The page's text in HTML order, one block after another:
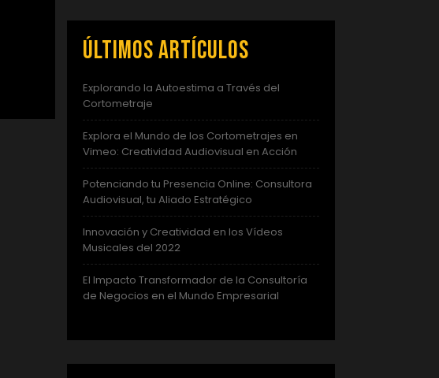
Últimos artículos
Explorando la Autoestima a Través del
Cortometraje
Explora el Mundo de los Cortometrajes en
Vimeo: Creatividad Audiovisual en Acción
Potenciando tu Presencia Online: Consultora
Audiovisual, tu Aliado Estratégico
Innovación y Creatividad en los Vídeos
Musicales del 2022
El Impacto Transformador de la Consultoría
de Negocios en el Mundo Empresarial